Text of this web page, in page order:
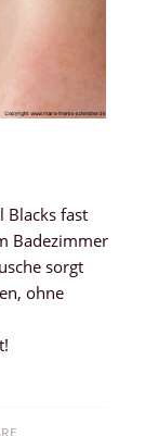
Blacks fast
Badezimmer
sorgt
ohne